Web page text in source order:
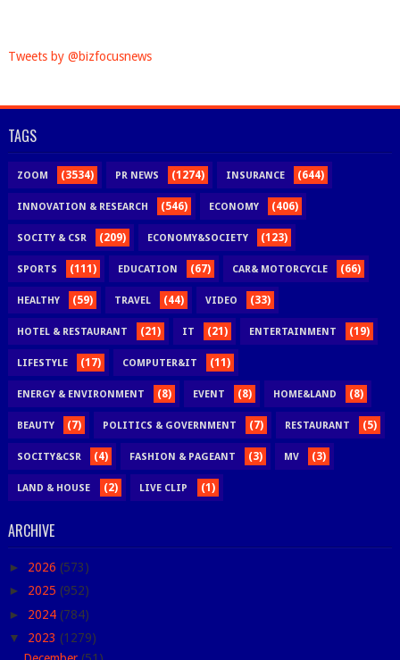
Tweets by @bizfocusnews
TAGS
ZOOM (3534) PR NEWS (1274) INSURANCE (644)
INNOVATION & RESEARCH (546) ECONOMY (406)
SOCITY & CSR (209) ECONOMY&SOCIETY (123)
SPORTS (111) EDUCATION (67) CAR& MOTORCYCLE (66)
HEALTHY (59) TRAVEL (44) VIDEO (33)
HOTEL & RESTAURANT (21) IT (21) ENTERTAINMENT (19)
LIFESTYLE (17) COMPUTER&IT (11)
ENERGY & ENVIRONMENT (8) EVENT (8) HOME&LAND (8)
BEAUTY (7) POLITICS & GOVERNMENT (7) RESTAURANT (5)
SOCITY&CSR (4) FASHION & PAGEANT (3) MV (3)
LAND & HOUSE (2) LIVE CLIP (1)
ARCHIVE
► 2026 (573)
► 2025 (952)
► 2024 (784)
▼ 2023 (1279)